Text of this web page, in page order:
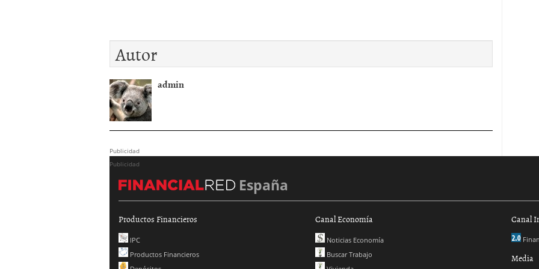
Autor
admin
Publicidad
Publicidad
España
Productos Financieros
IPC
Productos Financieros
Canal Economía
Noticias Economía
Buscar Trabajo
Canal
Media